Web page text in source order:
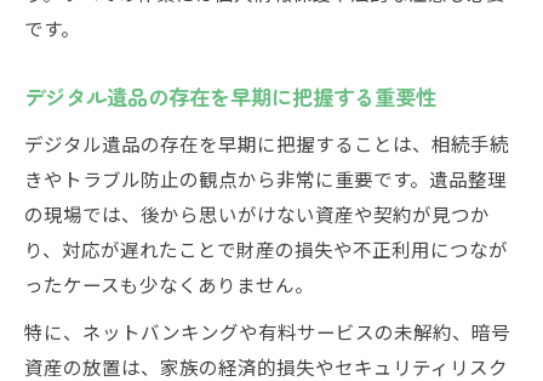
です。
デジタル遺品の存在を早期に把握する重要性
デジタル遺品の存在を早期に把握することは、相続手続
きやトラブル防止の観点から非常に重要です。遺品整理
の現場では、後から思いがけない資産や契約が見つか
り、対応が遅れたことで財産の損失や不正利用につなが
ったケースも少なくありません。
特に、ネットバンキングや有料サービスの未解約、暗号
資産の放置は、家族の経済的損失やセキュリティリスク